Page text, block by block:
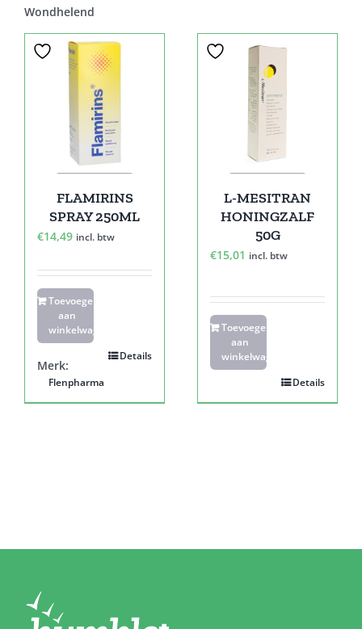
Wondhelend
FLAMIRINS
SPRAY 250ML
€14,49 incl. btw
Toevoegen
aan
winkelwagen
Details
Merk:
Flenpharma
L-MESITRAN
HONINGZALF
50G
€15,01 incl. btw
Toevoegen
aan
winkelwagen
Details